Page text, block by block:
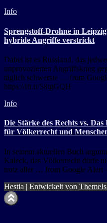
Info
Sprengstoff-Drohne in
hybride Angriffe verstrickt
Dabei ist es Russland, das
unprovozierten Angriffskrieg
täglich schwerste … from
https://ift.tt/58tgGQH
Info
Die Stärke des Rechts vs.
für Völkerrecht und
In seinem aktuellen Buch
Kaleck, das Völkerrecht dürfe
trotz aller … from Google Alert
Hestia | Entwickelt von